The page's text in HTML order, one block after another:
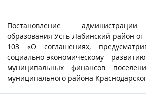
Постановление
образования Усть-Лабинский район
103 «О соглашениях,
социально-экономическому
муниципальных финансов
муниципального района